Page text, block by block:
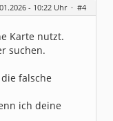
b
und bestätig
S
- 10:22 Uhr · #4
Karte nutzt.
suchen.
falsche
ich deine